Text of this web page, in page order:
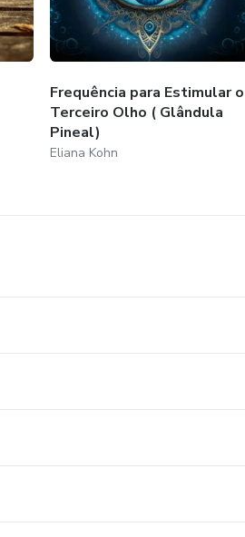
Frequência para Estimular o
Terceiro Olho ( Glândula
Pineal)
Eliana Kohn